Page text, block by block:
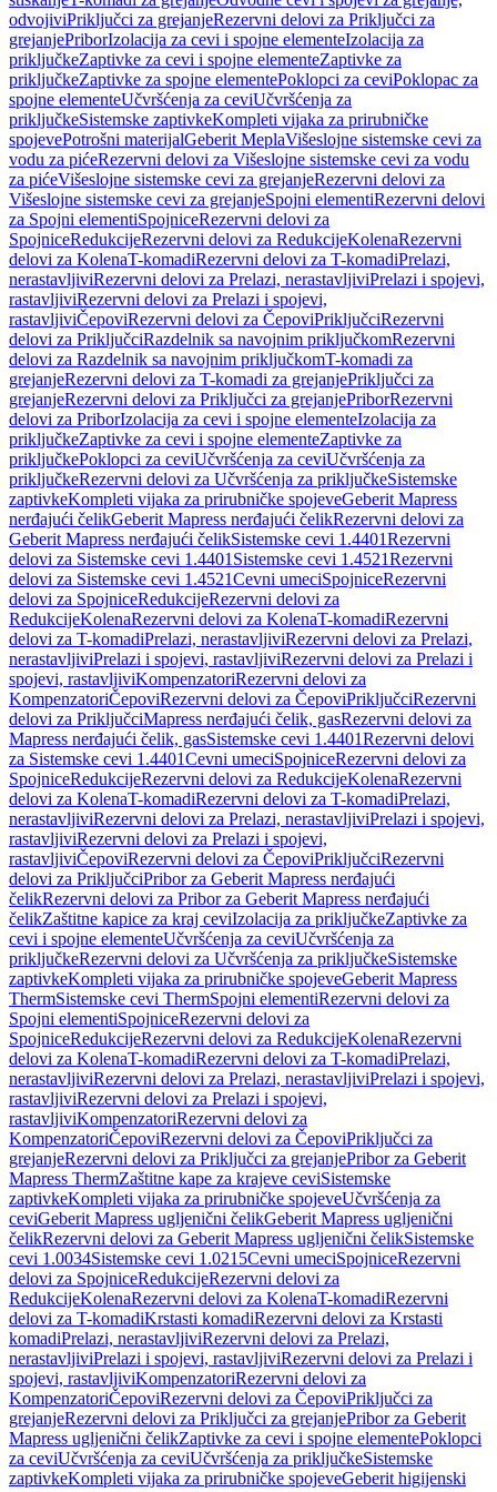
odvojiviPriključci za grejanjeRezervni delovi za Priključci za
grejanjePriborIzolacija za cevi i spojne elementeIzolacija za
priključkeZaptivke za cevi i spojne elementeZaptivke za
priključkeZaptivke za spojne elementePoklopci za ceviPoklopac za
spojne elementeUčvršćenja za ceviUčvršćenja za
priključkeSistemske zaptivkeKompleti vijaka za prirubničke
spojevePotrošni materijalGeberit MeplaVišeslojne sistemske cevi za
vodu za pićeRezervni delovi za Višeslojne sistemske cevi za vodu
za pićeVišeslojne sistemske cevi za grejanjeRezervni delovi za
Višeslojne sistemske cevi za grejanjeSpojni elementiRezervni delovi
za Spojni elementiSpojniceRezervni delovi za
SpojniceRedukcijeRezervni delovi za RedukcijeKolenaRezervni
delovi za KolenaT-komadiRezervni delovi za T-komadiPrelazi,
nerastavljiviRezervni delovi za Prelazi, nerastavljiviPrelazi i spojevi,
rastavljiviRezervni delovi za Prelazi i spojevi,
rastavljiviČepoviRezervni delovi za ČepoviPriključciRezervni
delovi za PriključciRazdelnik sa navojnim priključkomRezervni
delovi za Razdelnik sa navojnim priključkomT-komadi za
grejanjeRezervni delovi za T-komadi za grejanjePriključci za
grejanjeRezervni delovi za Priključci za grejanjePriborRezervni
delovi za PriborIzolacija za cevi i spojne elementeIzolacija za
priključkeZaptivke za cevi i spojne elementeZaptivke za
priključkePoklopci za ceviUčvršćenja za ceviUčvršćenja za
priključkeRezervni delovi za Učvršćenja za priključkeSistemske
zaptivkeKompleti vijaka za prirubničke spojeveGeberit Mapress
nerđajući čelikGeberit Mapress nerđajući čelikRezervni delovi za
Geberit Mapress nerđajući čelikSistemske cevi 1.4401Rezervni
delovi za Sistemske cevi 1.4401 Sistemske cevi 1.4521Rezervni
delovi za Sistemske cevi 1.4521Cevni umeciSpojniceRezervni
delovi za SpojniceRedukcijeRezervni delovi za
RedukcijeKolenaRezervni delovi za KolenaT-komadiRezervni
delovi za T-komadiPrelazi, nerastavljiviRezervni delovi za Prelazi,
nerastavljiviPrelazi i spojevi, rastavljiviRezervni delovi za Prelazi i
spojevi, rastavljiviKompenzatoriRezervni delovi za
KompenzatoriČepoviRezervni delovi za ČepoviPriključciRezervni
delovi za PriključciMapress nerđajući čelik, gasRezervni delovi za
Mapress nerđajući čelik, gasSistemske cevi 1.4401Rezervni delovi
za Sistemske cevi 1.4401Cevni umeciSpojniceRezervni delovi za
SpojniceRedukcijeRezervni delovi za RedukcijeKolenaRezervni
delovi za KolenaT-komadiRezervni delovi za T-komadiPrelazi,
nerastavljiviRezervni delovi za Prelazi, nerastavljiviPrelazi i spojevi,
rastavljiviRezervni delovi za Prelazi i spojevi,
rastavljiviČepoviRezervni delovi za ČepoviPriključciRezervni
delovi za PriključciPribor za Geberit Mapress nerđajući
čelikRezervni delovi za Pribor za Geberit Mapress nerđajući
čelikZaštitne kapice za kraj ceviIzolacija za priključkeZaptivke za
cevi i spojne elementeUčvršćenja za ceviUčvršćenja za
priključkeRezervni delovi za Učvršćenja za priključkeSistemske
zaptivkeKompleti vijaka za prirubničke spojeveGeberit Mapress
ThermSistemske cevi ThermSpojni elementiRezervni delovi za
Spojni elementiSpojniceRezervni delovi za
SpojniceRedukcijeRezervni delovi za RedukcijeKolenaRezervni
delovi za KolenaT-komadiRezervni delovi za T-komadiPrelazi,
nerastavljiviRezervni delovi za Prelazi, nerastavljiviPrelazi i spojevi,
rastavljiviRezervni delovi za Prelazi i spojevi,
rastavljiviKompenzatoriRezervni delovi za
KompenzatoriČepoviRezervni delovi za ČepoviPriključci za
grejanjeRezervni delovi za Priključci za grejanjePribor za Geberit
Mapress ThermZaštitne kape za krajeve ceviSistemske
zaptivkeKompleti vijaka za prirubničke spojeveUčvršćenja za
ceviGeberit Mapress ugljenični čelikGeberit Mapress ugljenični
čelikRezervni delovi za Geberit Mapress ugljenični čelikSistemske
cevi 1.0034Sistemske cevi 1.0215Cevni umeciSpojniceRezervni
delovi za SpojniceRedukcijeRezervni delovi za
RedukcijeKolenaRezervni delovi za KolenaT-komadiRezervni
delovi za T-komadiKrstasti komadiRezervni delovi za Krstasti
komadiPrelazi, nerastavljiviRezervni delovi za Prelazi,
nerastavljiviPrelazi i spojevi, rastavljiviRezervni delovi za Prelazi i
spojevi, rastavljiviKompenzatoriRezervni delovi za
KompenzatoriČepoviRezervni delovi za ČepoviPriključci za
grejanjeRezervni delovi za Priključci za grejanjePribor za Geberit
Mapress ugljenični čelikZaptivke za cevi i spojne elementePoklopci
za ceviUčvršćenja za ceviUčvršćenja za priključkeSistemske
zaptivkeKompleti vijaka za prirubničke spojeveGeberit higijenski